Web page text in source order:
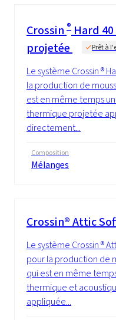
Crossin ® Hard
projetée
Prêt à
Le système Crossin ®
la production de
est en même temps
thermique projetée
directement...
Composition
Mélanges
Crossin® Attic
Le système Crossin ®
pour la production de
qui est en même
thermique et
appliquée...